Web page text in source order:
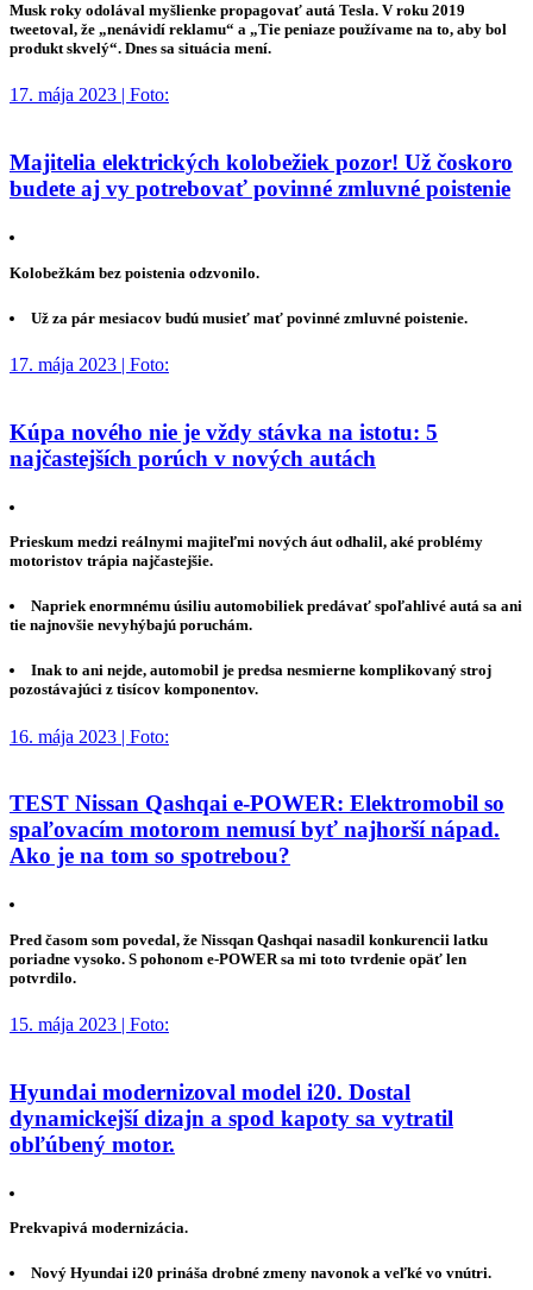
Musk roky odolával myšlienke propagovať autá Tesla. V roku 2019
tweetoval, že „nenávidí reklamu“ a „Tie peniaze používame na to, aby bol
produkt skvelý“. Dnes sa situácia mení.
17. mája 2023 | Foto:
Majitelia elektrických kolobežiek pozor! Už čoskoro
budete aj vy potrebovať povinné zmluvné poistenie
Kolobežkám bez poistenia odzvonilo.
Už za pár mesiacov budú musieť mať povinné zmluvné poistenie.
17. mája 2023 | Foto:
Kúpa nového nie je vždy stávka na istotu: 5
najčastejších porúch v nových autách
Prieskum medzi reálnymi majiteľmi nových áut odhalil, aké problémy
motoristov trápia najčastejšie.
Napriek enormnému úsiliu automobiliek predávať spoľahlivé autá sa ani
tie najnovšie nevyhýbajú poruchám.
Inak to ani nejde, automobil je predsa nesmierne komplikovaný stroj
pozostávajúci z tisícov komponentov.
16. mája 2023 | Foto:
TEST Nissan Qashqai e-POWER: Elektromobil so
spaľovacím motorom nemusí byť najhorší nápad.
Ako je na tom so spotrebou?
Pred časom som povedal, že Nissqan Qashqai nasadil konkurencii latku
poriadne vysoko. S pohonom e-POWER sa mi toto tvrdenie opäť len
potvrdilo.
15. mája 2023 | Foto:
Hyundai modernizoval model i20. Dostal
dynamickejší dizajn a spod kapoty sa vytratil
obľúbený motor.
Prekvapivá modernizácia.
Nový Hyundai i20 prináša drobné zmeny navonok a veľké vo vnútri.